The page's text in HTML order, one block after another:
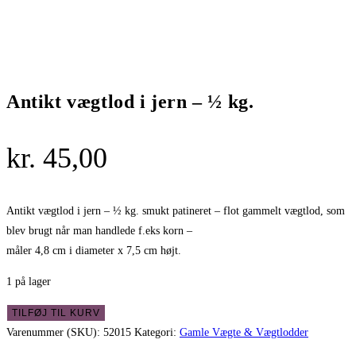
Antikt vægtlod i jern – ½ kg.
kr. 45,00
Antikt vægtlod i jern – ½ kg. smukt patineret – flot gammelt vægtlod, som
blev brugt når man handlede f.eks korn –
måler 4,8 cm i diameter x 7,5 cm højt.
1 på lager
Antikt
vægtlod
TILFØJ TIL KURV
Varenummer (SKU): 52015 Kategori: Gamle Vægte & Vægtlodder